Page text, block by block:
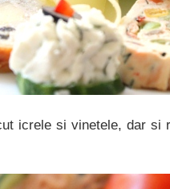
icrele si vinetele, dar si